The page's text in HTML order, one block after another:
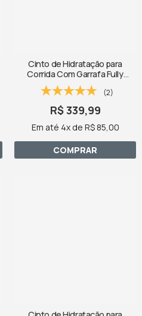
Cinto de Hidratação para
Corrida Com Garrafa Fully
Loaded Fitletic Preto
(2)
R$ 339,99
Em até 4x de R$ 85,00
COMPRAR